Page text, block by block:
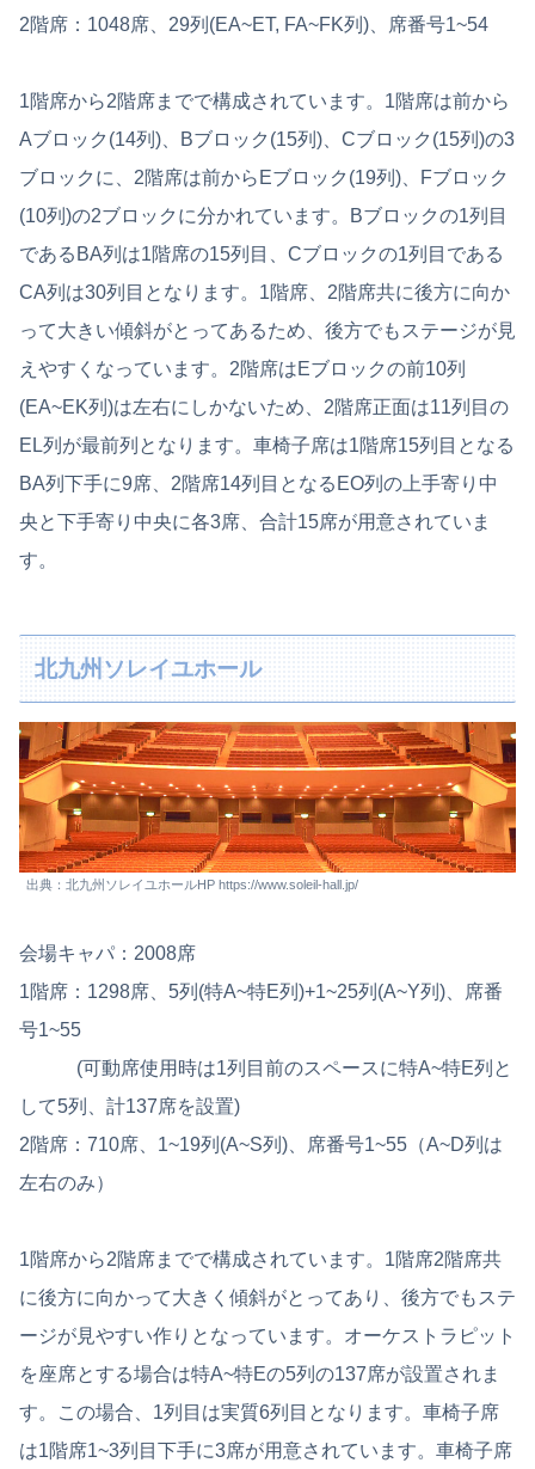
2階席：1048席、29列(EA~ET, FA~FK列)、席番号1~54
1階席から2階席までで構成されています。1階席は前から
Aブロック(14列)、Bブロック(15列)、Cブロック(15列)の3
ブロックに、2階席は前からEブロック(19列)、Fブロック
(10列)の2ブロックに分かれています。Bブロックの1列目
であるBA列は1階席の15列目、Cブロックの1列目である
CA列は30列目となります。1階席、2階席共に後方に向か
って大きい傾斜がとってあるため、後方でもステージが見
えやすくなっています。2階席はEブロックの前10列
(EA~EK列)は左右にしかないため、2階席正面は11列目の
EL列が最前列となります。車椅子席は1階席15列目となる
BA列下手に9席、2階席14列目となるEO列の上手寄り中
央と下手寄り中央に各3席、合計15席が用意されていま
す。
北九州ソレイユホール
出典：北九州ソレイユホールHP https://www.soleil-hall.jp/
会場キャパ：2008席
1階席：1298席、5列(特A~特E列)+1~25列(A~Y列)、席番
号1~55
(可動席使用時は1列目前のスペースに特A~特E列と
して5列、計137席を設置)
2階席：710席、1~19列(A~S列)、席番号1~55（A~D列は
左右のみ）
1階席から2階席までで構成されています。1階席2階席共
に後方に向かって大きく傾斜がとってあり、後方でもステ
ージが見やすい作りとなっています。オーケストラピット
を座席とする場合は特A~特Eの5列の137席が設置されま
す。この場合、1列目は実質6列目となります。車椅子席
は1階席1~3列目下手に3席が用意されています。車椅子席